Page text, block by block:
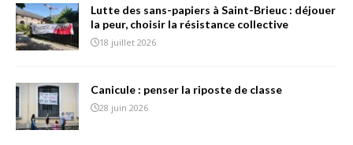
Lutte des sans-papiers à Saint-Brieuc : déjouer
la peur, choisir la résistance collective
18 juillet 2026
Canicule : penser la riposte de classe
28 juin 2026